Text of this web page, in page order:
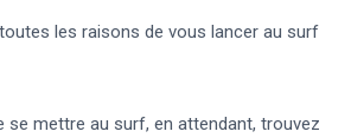
les raisons de vous lancer au surf
se mettre au surf, en attendant, trouvez